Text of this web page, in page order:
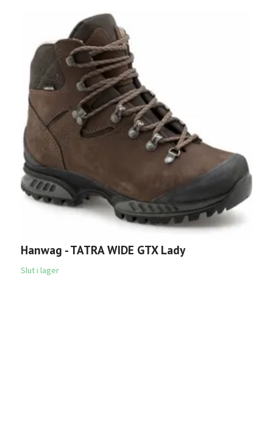
Hanwag - TATRA WIDE GTX Lady
Slut i lager